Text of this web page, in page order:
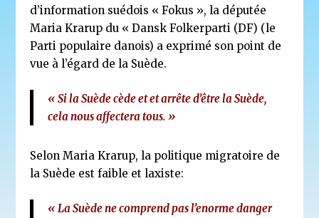
d’information suédois « Fokus », la députée
Maria Krarup du « Dansk Folkerparti (DF) (le
Parti populaire danois) a exprimé son point de
vue à l’égard de la Suède.
« Si la Suède cède et et arrête d’être la Suède,
cela nous affectera tous. »
Selon Maria Krarup, la politique migratoire de
la Suède est faible et laxiste:
« La Suède ne comprend pas l’enorme danger